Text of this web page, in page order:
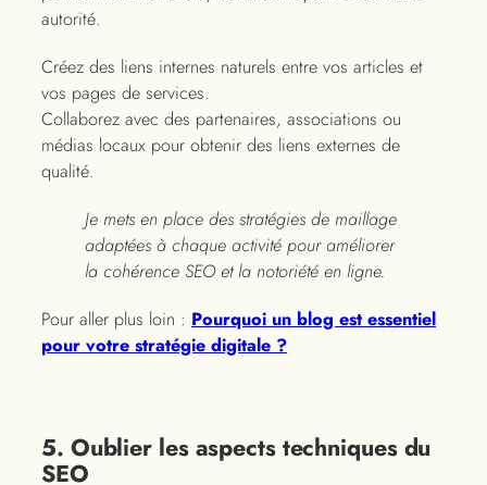
autorité.
Créez des liens internes naturels entre vos articles et
vos pages de services.
Collaborez avec des partenaires, associations ou
médias locaux pour obtenir des liens externes de
qualité.
Je mets en place des stratégies de maillage
adaptées à chaque activité pour améliorer
la cohérence SEO et la notoriété en ligne.
Pour aller plus loin : Pourquoi un blog est essentiel
pour votre stratégie digitale ?
5. Oublier les aspects techniques du
SEO